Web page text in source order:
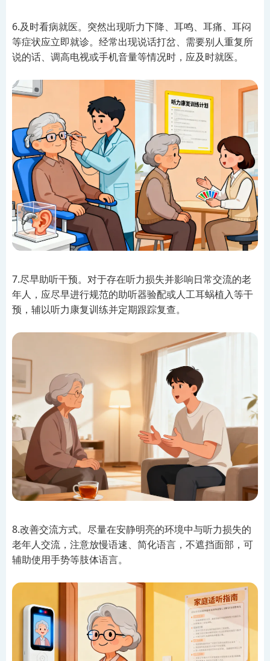
6.及时看病就医。突然出现听力下降、耳鸣、耳痛、耳闷
等症状应立即就诊。经常出现说话打岔、需要别人重复所
说的话、调高电视或手机音量等情况时，应及时就医。
7.尽早助听干预。对于存在听力损失并影响日常交流的老
年人，应尽早进行规范的助听器验配或人工耳蜗植入等干
预，辅以听力康复训练并定期跟踪复查。
8.改善交流方式。尽量在安静明亮的环境中与听力损失的
老年人交流，注意放慢语速、简化语言，不遮挡面部，可
辅助使用手势等肢体语言。